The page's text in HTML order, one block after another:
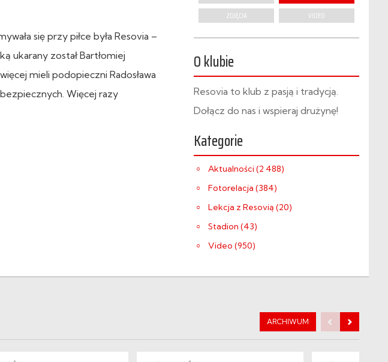
się przy piłce była Resovia –
ukarany został Bartłomiej
mieli podopieczni Radosława
Więcej razy
ZDJĘCIA
VIDEO
O klubie
Resovia to klub z pasją i tradycją.
Dołącz do nas i wspieraj drużynę!
Kategorie
Aktualności (2 488)
Fotorelacja (384)
Lekcja z Resovią (20)
Stadion (43)
Video (950)
ARCHIWUM